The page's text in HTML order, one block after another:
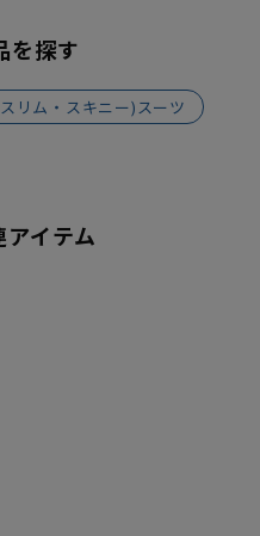
を探す
リム・スキニー)スーツ
イテム